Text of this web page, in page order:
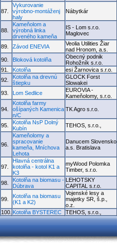
87.
Vykurovanie
výrobno-montáženj
haly
Nábytkár
88.
Kameňolom a
výrobná linka
drveného kameňa
IS - Lom s.r.o.
Maglovec
89. Závod ENEVIA
Veolia Utilities Žiar
nad Hronom, a.s.
90. Bloková kotolňa
Obecný podnik
Rohožník s.r.o.
91.
Kotolňa esi Žarnovica s.r.o.
92.
Kotolňa na drevnú
štiepku
GLOCK Forst
Slowakei
93. Lom Sedlice
EUROVIA -
Kameňolomy, s.r.o.
94.
Kotolňa farmy
ošípaných Kamenica
n/C
TK Agro s.r.o.
95.
Kotolňa NsP Dolný
Kubín
TEHOS, s.r.o.,
96.
Kameňolomy a
spracovanie
kameňa, Mníchova
Lehota
Danucem Slovensko
a.s. Bratislava
97.
Hlavná centrálna
kotolňa - kotol K1 a
K3
myWood Polomka
Timber, s.r.o.
98.
Kotolňa na biomasu -
Dúbrava
LEHOTSKY
CAPITAL s.r.o.
99.
Kotolňa na biomasu
(K1 a K2)
Vojenské lesy a
majetky SR, š.p.,
o.z.
100. Kotolňa BYSTEREC TEHOS, s.r.o.,